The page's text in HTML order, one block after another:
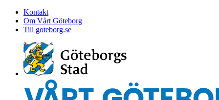
Kontakt
Om Vårt Göteborg
Till goteborg.se